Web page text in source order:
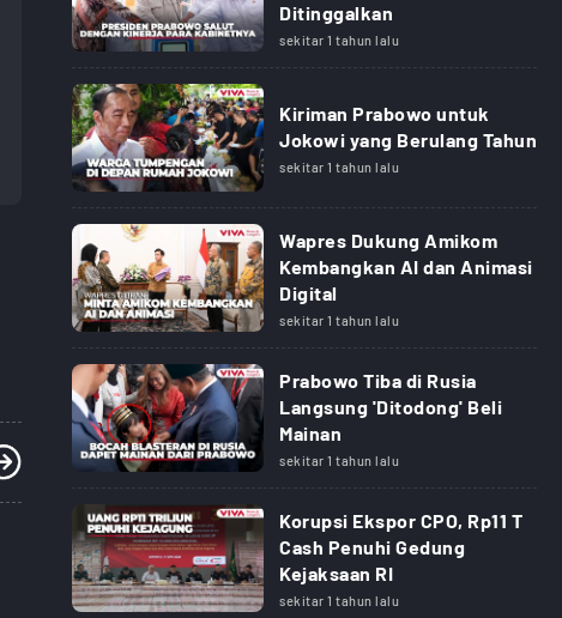
Ditinggalkan
sekitar 1 tahun lalu
Kiriman Prabowo untuk
Jokowi yang Berulang Tahun
sekitar 1 tahun lalu
Wapres Dukung Amikom
Kembangkan AI dan Animasi
Digital
sekitar 1 tahun lalu
Prabowo Tiba di Rusia
Langsung 'Ditodong' Beli
Mainan
sekitar 1 tahun lalu
Korupsi Ekspor CPO, Rp11 T
Cash Penuhi Gedung
Kejaksaan RI
sekitar 1 tahun lalu